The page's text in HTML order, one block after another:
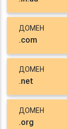
ДОМЕН
.com
ДОМЕН
.net
ДОМЕН
.org